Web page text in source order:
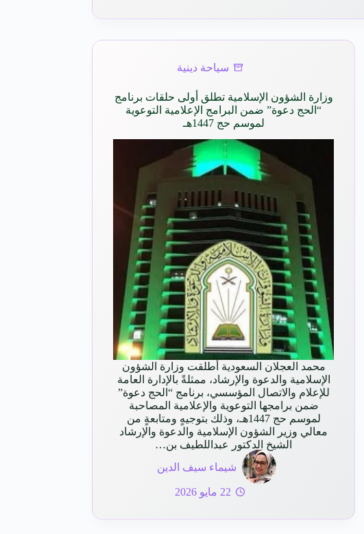
سياحة دينية
وزارة الشؤون الإسلامية تطلق أولى حلقات برنامج
“الحج دعوة” ضمن البرامج الإعلامية التوعوية
لموسم حج 1447هـ
محمد العجلان السعودية أطلقت وزارة الشؤون
الإسلامية والدعوة والإرشاد، ممثلةً بالإدارة العامة
للإعلام والاتصال المؤسسي، برنامج “الحج دعوة”
ضمن برامجها التوعوية والإعلامية المصاحبة
لموسم حج 1447هـ، وذلك بتوجيهٍ ومتابعةٍ من
معالي وزير الشؤون الإسلامية والدعوة والإرشاد
الشيخ الدكتور عبداللطيف بن…
شيماء سيف الدين
22 مايو 2026